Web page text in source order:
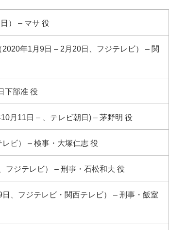
） – マサ 役
年1月9日 – 2月20日、フジテレビ） – 関
下部准 役
月11日 – 、テレビ朝日) – 茅野明 役
ビ） – 検事・大塚仁志 役
フジテレビ） – 刑事・石松和夫 役
、フジテレビ・関西テレビ） – 刑事・飯室